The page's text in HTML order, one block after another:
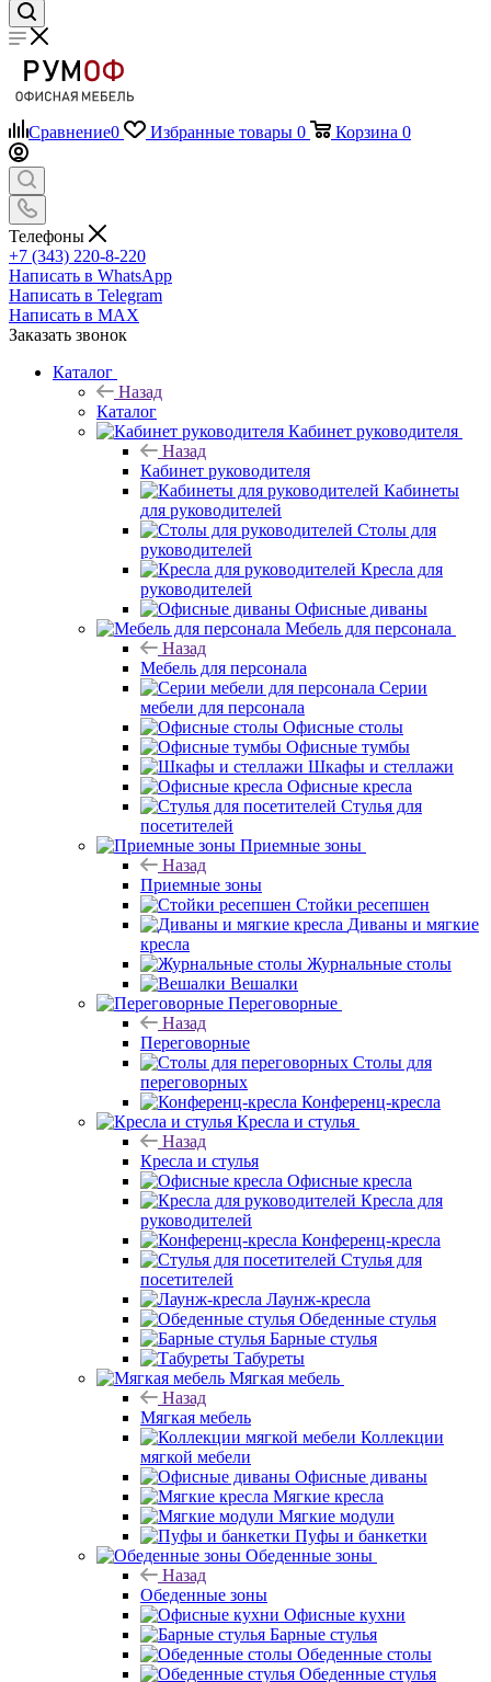
Сравнение0 Избранные товары 0 Корзина 0
Телефоны
+7 (343) 220-8-220
Написать в WhatsApp
Написать в Telegram
Написать в MAX
Заказать звонок
Каталог
Назад
Каталог
Кабинет руководителя
Назад
Кабинет руководителя
Кабинеты
для руководителей
Столы для
руководителей
Кресла для
руководителей
Офисные диваны
Мебель для персонала
Назад
Мебель для персонала
Серии
мебели для персонала
Офисные столы
Офисные тумбы
Шкафы и стеллажи
Офисные кресла
Стулья для
посетителей
Приемные зоны
Назад
Приемные зоны
Стойки ресепшен
Диваны и мягкие
кресла
Журнальные столы
Вешалки
Переговорные
Назад
Переговорные
Столы для
переговорных
Конференц-кресла
Кресла и стулья
Назад
Кресла и стулья
Офисные кресла
Кресла для
руководителей
Конференц-кресла
Стулья для
посетителей
Лаунж-кресла
Обеденные стулья
Барные стулья
Табуреты
Мягкая мебель
Назад
Мягкая мебель
Коллекции
мягкой мебели
Офисные диваны
Мягкие кресла
Мягкие модули
Пуфы и банкетки
Обеденные зоны
Назад
Обеденные зоны
Офисные кухни
Барные стулья
Обеденные столы
Обеденные стулья